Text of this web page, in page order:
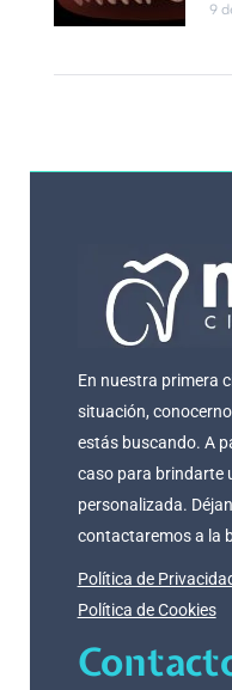
9
En nuestra primera
situación,
estás buscando. A
caso para brindarte
personalizada.
contactaremos a la
Política de
Política de Cookies